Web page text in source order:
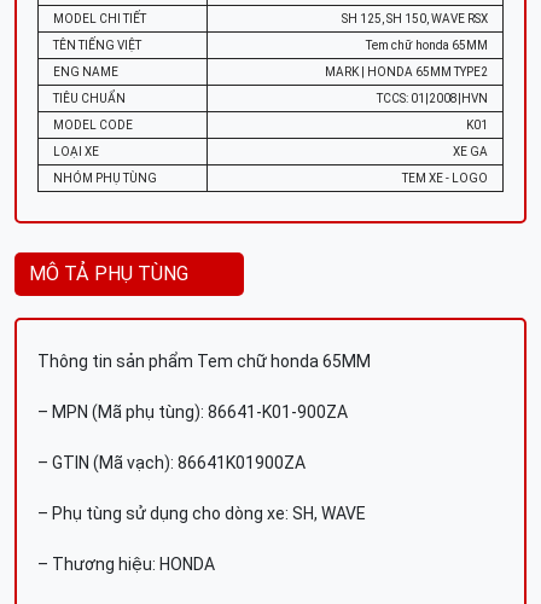
MODEL CHI TIẾT
SH 125, SH 150, WAVE RSX
TÊN TIẾNG VIỆT
Tem chữ honda 65MM
ENG NAME
MARK | HONDA 65MM TYPE2
TIÊU CHUẨN
TCCS: 01|2008|HVN
MODEL CODE
K01
LOẠI XE
XE GA
NHÓM PHỤ TÙNG
TEM XE - LOGO
MÔ TẢ PHỤ TÙNG
Thông tin sản phẩm Tem chữ honda 65MM
– MPN (Mã phụ tùng): 86641-K01-900ZA
– GTIN (Mã vạch): 86641K01900ZA
– Phụ tùng sử dụng cho dòng xe: SH, WAVE
– Thương hiệu: HONDA